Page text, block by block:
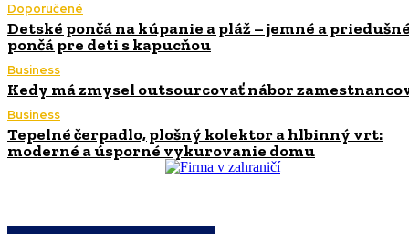
Doporučené
Detské pončá na kúpanie a pláž – jemné a
pončá pre deti s kapucňou
Business
Kedy má zmysel outsourcovať nábor
Business
Tepelné čerpadlo, plošný kolektor a hlbinný vrt:
moderné a úsporné vykurovanie domu